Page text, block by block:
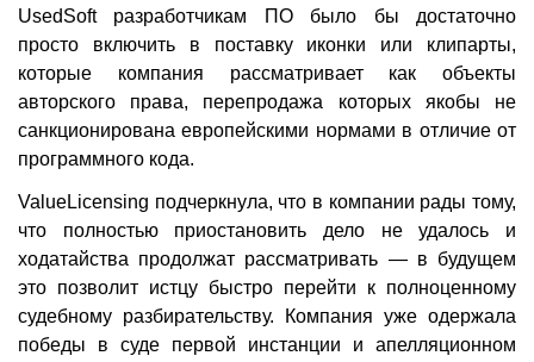
UsedSoft разработчикам ПО было бы достаточно
просто включить в поставку иконки или клипарты,
которые компания рассматривает как объекты
авторского права, перепродажа которых якобы не
санкционирована европейскими нормами в отличие от
программного кода.
ValueLicensing подчеркнула, что в компании рады тому,
что полностью приостановить дело не удалось и
ходатайства продолжат рассматривать — в будущем
это позволит истцу быстро перейти к полноценному
судебному разбирательству. Компания уже одержала
победы в суде первой инстанции и апелляционном